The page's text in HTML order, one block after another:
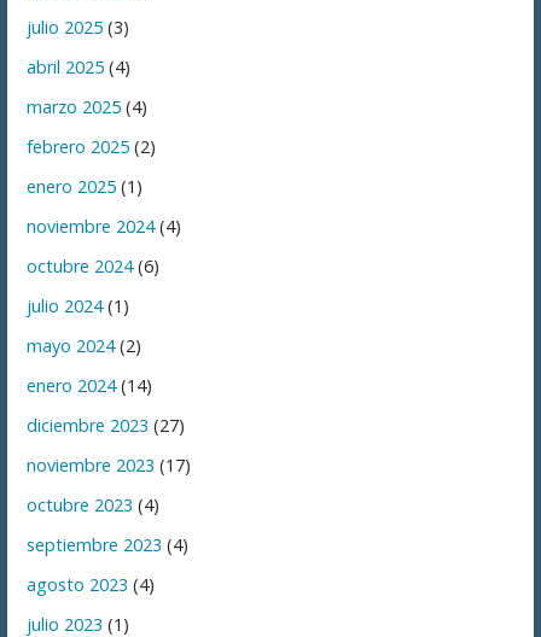
julio 2025 (3)
abril 2025 (4)
marzo 2025 (4)
febrero 2025 (2)
enero 2025 (1)
noviembre 2024(4)
octubre 2024(6)
julio 2024(1)
mayo 2024(2)
enero 2024(14)
diciembre 2023 (27)
noviembre 2023 (17)
octubre 2023 (4)
septiembre 2023 (4)
agosto 2023 (4)
julio 2023 (1)